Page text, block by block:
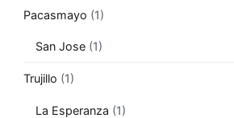
Pacasmayo (1)
San Jose(1)
Trujillo (1)
La Esperanza (1)